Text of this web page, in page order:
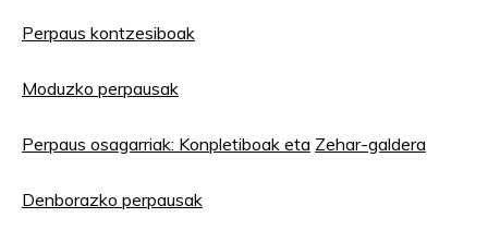
Perpaus kontzesiboak
Moduzko perpausak
Perpaus osagarriak: Konpletiboak eta Zehar-galdera
Denborazko perpausak